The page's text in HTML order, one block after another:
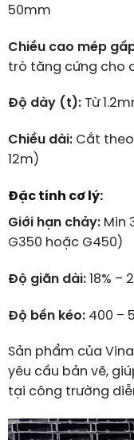
50mm
Chiều cao mép
trò tăng cứng cho
Độ dày (t):Từ
Chiều dài:Cắt theo
12m)
Đặc tính cơ lý:
Giới hạn chảy:Min
G350 hoặc G450)
Độ giãn dài:18% –
Độ bền kéo:400 –
Sản phẩm của
yêu cầu bản vẽ,
tại công trường